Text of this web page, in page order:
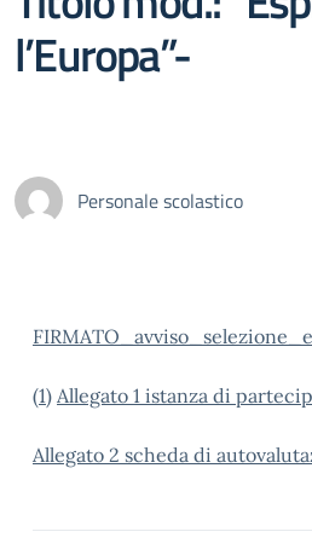
l’Europa”-
Personale scolastico
(1) Allegato 1 istanza di
Allegato 2 scheda di